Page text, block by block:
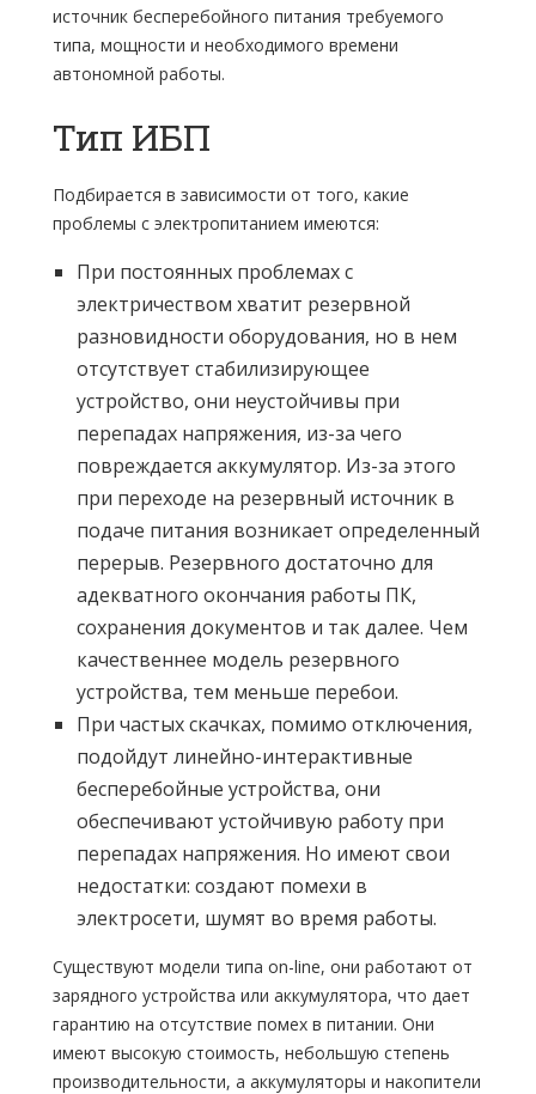
источник бесперебойного питания требуемого
типа, мощности и необходимого времени
автономной работы.
Тип ИБП
Подбирается в зависимости от того, какие
проблемы с электропитанием имеются:
При постоянных проблемах с
электричеством хватит резервной
разновидности оборудования, но в нем
отсутствует стабилизирующее
устройство, они неустойчивы при
перепадах напряжения, из-за чего
повреждается аккумулятор. Из-за этого
при переходе на резервный источник в
подаче питания возникает определенный
перерыв. Резервного достаточно для
адекватного окончания работы ПК,
сохранения документов и так далее. Чем
качественнее модель резервного
устройства, тем меньше перебои.
При частых скачках, помимо отключения,
подойдут линейно-интерактивные
бесперебойные устройства, они
обеспечивают устойчивую работу при
перепадах напряжения. Но имеют свои
недостатки: создают помехи в
электросети, шумят во время работы.
Существуют модели типа on-line, они работают от
зарядного устройства или аккумулятора, что дает
гарантию на отсутствие помех в питании. Они
имеют высокую стоимость, небольшую степень
производительности, а аккумуляторы и накопители